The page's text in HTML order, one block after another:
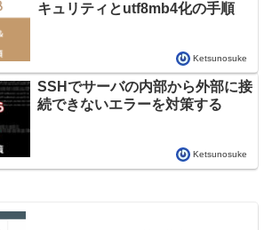
キュリティとutf8mb4化の手順
Ketsunosuke
SSHでサーバの内部から外部に接
続できないエラーを対策する
Ketsunosuke